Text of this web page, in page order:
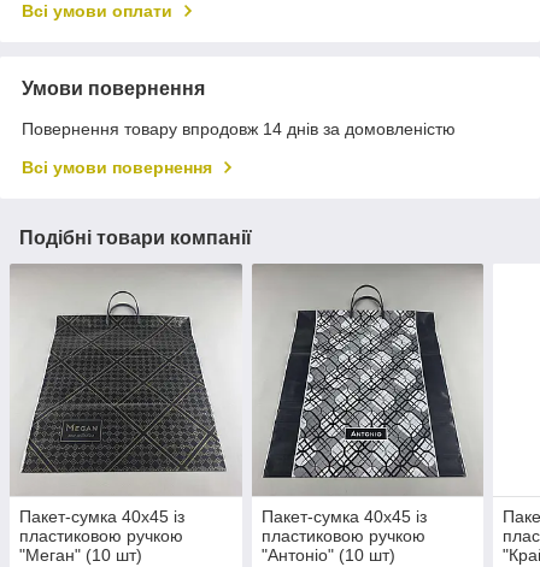
Всі умови оплати
Умови повернення
Повернення товару впродовж 14 днів за домовленістю
Всі умови повернення
Подібні товари компанії
Пакет-сумка 40х45 із
пластиковою ручкою
"Меган" (10 шт)
Пакет-сумка 40х45 із
пластиковою ручкою
"Антоніо" (10 шт)